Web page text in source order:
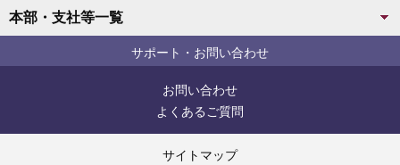
本部・支社等一覧
サポート・お問い合わせ
お問い合わせ
よくあるご質問
サイトマップ